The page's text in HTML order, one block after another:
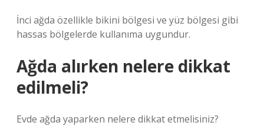
İnci ağda özellikle bikini bölgesi ve yüz bölgesi gibi
hassas bölgelerde kullanıma uygundur.
Ağda alırken nelere dikkat
edilmeli?
Evde ağda yaparken nelere dikkat etmelisiniz?